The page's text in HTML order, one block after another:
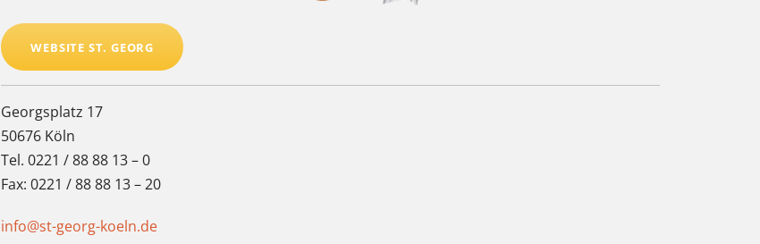
WEBSITE ST. GEORG
Georgsplatz 17
50676 Köln
Tel. 0221 / 88 88 13 – 0
Fax: 0221 / 88 88 13 – 20
info@st-georg-koeln.de